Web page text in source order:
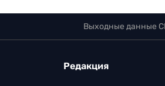
Выходные данные
Редакция